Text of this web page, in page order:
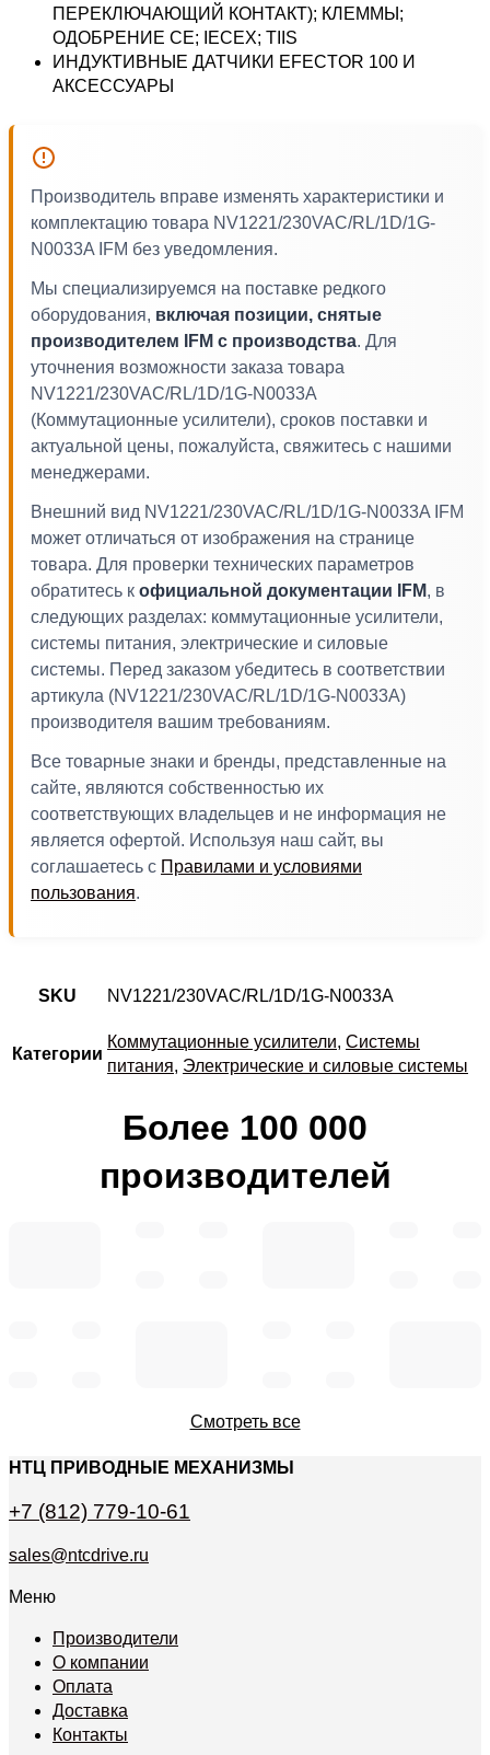
ПЕРЕКЛЮЧАЮЩИЙ КОНТАКТ); КЛЕММЫ;
ОДОБРЕНИЕ CE; IECEX; TIIS
ИНДУКТИВНЫЕ ДАТЧИКИ EFECTOR 100 И
АКСЕССУАРЫ
Производитель вправе изменять характеристики и
комплектацию товара NV1221/230VAC/RL/1D/1G-
N0033A IFM без уведомления.
Мы специализируемся на поставке редкого
оборудования, включая позиции, снятые
производителем IFM с производства. Для
уточнения возможности заказа товара
NV1221/230VAC/RL/1D/1G-N0033A
(Коммутационные усилители), сроков поставки и
актуальной цены, пожалуйста, свяжитесь с нашими
менеджерами.
Внешний вид NV1221/230VAC/RL/1D/1G-N0033A IFM
может отличаться от изображения на странице
товара. Для проверки технических параметров
обратитесь к официальной документации IFM, в
следующих разделах: коммутационные усилители,
системы питания, электрические и силовые
системы. Перед заказом убедитесь в соответствии
артикула (NV1221/230VAC/RL/1D/1G-N0033A)
производителя вашим требованиям.
Все товарные знаки и бренды, представленные на
сайте, являются собственностью их
соответствующих владельцев и не информация не
является офертой. Используя наш сайт, вы
соглашаетесь с Правилами и условиями
пользования.
SKU NV1221/230VAC/RL/1D/1G-N0033A
Категории
Коммутационные усилители, Системы
питания, Электрические и силовые системы
Более 100 000
производителей
Смотреть все
НТЦ ПРИВОДНЫЕ МЕХАНИЗМЫ
+7 (812) 779-10-61
sales@ntcdrive.ru
Меню
Производители
О компании
Оплата
Доставка
Контакты